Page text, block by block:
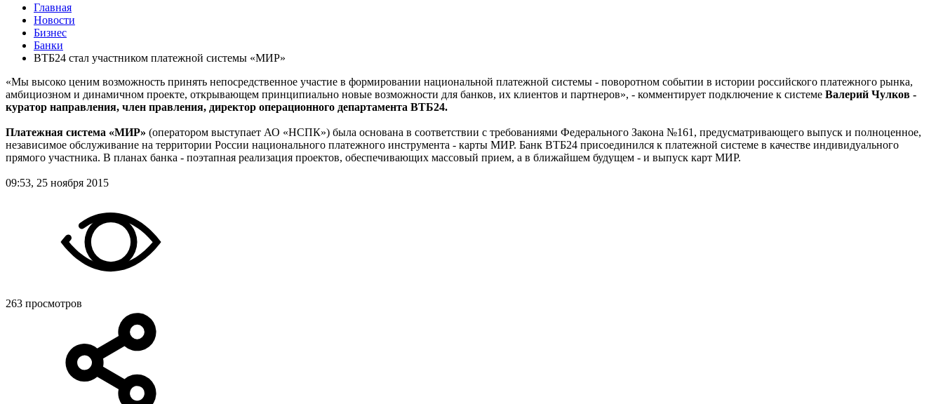
Главная
Новости
Бизнес
Банки
ВТБ24 стал участником платежной системы «МИР»
«Мы высоко ценим возможность принять непосредственное участие в формировании национальной платежной системы - поворотном событии в истории российского платежного рынка,
амбициозном и динамичном проекте, открывающем принципиально новые возможности для банков, их клиентов и партнеров», - комментирует подключение к системе Валерий Чулков -
куратор направления, член правления, директор операционного департамента ВТБ24.
Платежная система «МИР» (оператором выступает АО «НСПК») была основана в соответствии с требованиями Федерального Закона №161, предусматривающего выпуск и полноценное,
независимое обслуживание на территории России национального платежного инструмента - карты МИР. Банк ВТБ24 присоединился к платежной системе в качестве индивидуального
прямого участника. В планах банка - поэтапная реализация проектов, обеспечивающих массовый прием, а в ближайшем будущем - и выпуск карт МИР.
09:53, 25 ноября 2015
263 просмотров